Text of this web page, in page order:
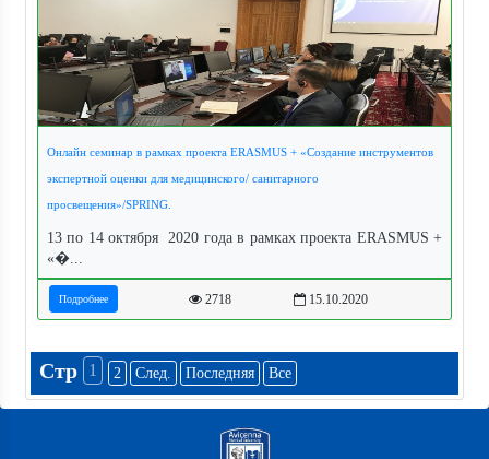
Онлайн семинар в рамках проекта ERASMUS + «Создание инструментов
экспертной оценки для медицинского/ санитарного
просвещения»/SPRING.
13 по 14 октября 2020 года в рамках проекта ERASMUS +
«�...
Подробнее 2718 15.10.2020
Стр 1 2 След. Последняя Все